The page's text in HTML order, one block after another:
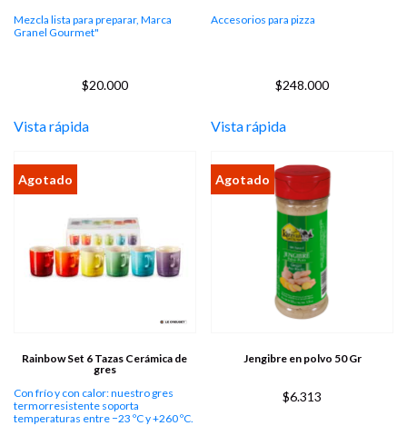
Mezcla lista para preparar, Marca
Granel Gourmet"
$20.000
Vista rápida
Accesorios para pizza
$248.000
Vista rápida
Rainbow Set 6 Tazas Cerámica de
gres
Con frío y con calor: nuestro gres
termorresistente soporta
temperaturas entre −23 ºC y +260 ºC.
Jengibre en polvo 50 Gr
$6.313